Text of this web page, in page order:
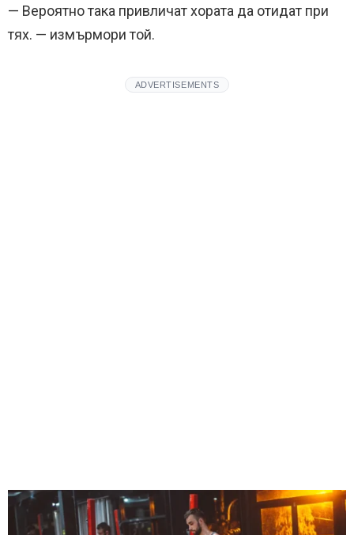
— Вероятно така привличат хората да отидат при
тях. — измърмори той.
ADVERTISEMENTS